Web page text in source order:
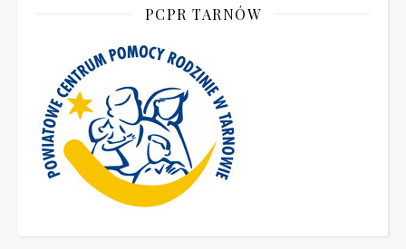
PCPR TARNÓW